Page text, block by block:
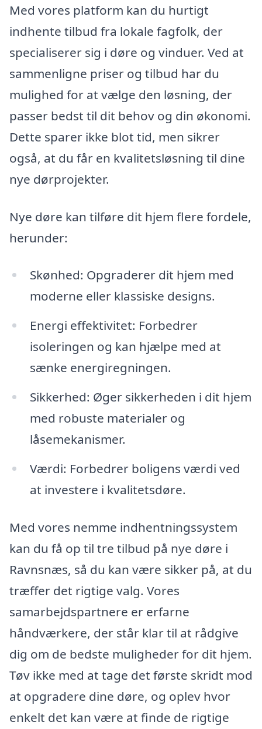
Med vores platform kan du hurtigt
indhente tilbud fra lokale fagfolk, der
specialiserer sig i døre og vinduer. Ved at
sammenligne priser og tilbud har du
mulighed for at vælge den løsning, der
passer bedst til dit behov og din økonomi.
Dette sparer ikke blot tid, men sikrer
også, at du får en kvalitetsløsning til dine
nye dørprojekter.
Nye døre kan tilføre dit hjem flere fordele,
herunder:
Skønhed: Opgraderer dit hjem med
moderne eller klassiske designs.
Energi effektivitet: Forbedrer
isoleringen og kan hjælpe med at
sænke energiregningen.
Sikkerhed: Øger sikkerheden i dit hjem
med robuste materialer og
låsemekanismer.
Værdi: Forbedrer boligens værdi ved
at investere i kvalitetsdøre.
Med vores nemme indhentningssystem
kan du få op til tre tilbud på nye døre i
Ravnsnæs, så du kan være sikker på, at du
træffer det rigtige valg. Vores
samarbejdspartnere er erfarne
håndværkere, der står klar til at rådgive
dig om de bedste muligheder for dit hjem.
Tøv ikke med at tage det første skridt mod
at opgradere dine døre, og oplev hvor
enkelt det kan være at finde de rigtige